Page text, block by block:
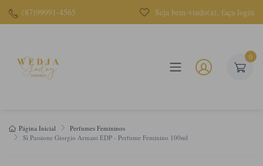
(87)99991-4565 Seja bem-vindo(a), faça login
0
Página Inicial
Perfumes Femininos
Sì Passione Giorgio Armani EDP - Perfume Feminino 100ml